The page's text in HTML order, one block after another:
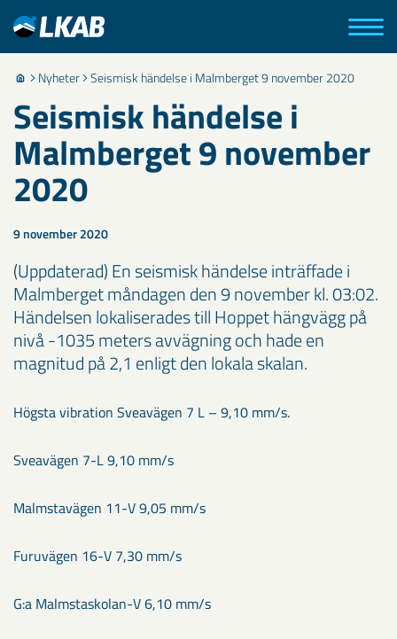
Nyheter Seismisk händelse i Malmberget 9 november 2020
Seismisk händelse i
Malmberget 9 november
2020
9 november 2020
(Uppdaterad) En seismisk händelse inträffade i
Malmberget måndagen den 9 november kl. 03:02.
Händelsen lokaliserades till Hoppet hängvägg på
nivå -1035 meters avvägning och hade en
magnitud på 2,1 enligt den lokala skalan.
Högsta vibration Sveavägen 7 L – 9,10 mm/s.
Sveavägen 7-L 9,10 mm/s
Malmstavägen 11-V 9,05 mm/s
Furuvägen 16-V 7,30 mm/s
G:a Malmstaskolan-V 6,10 mm/s